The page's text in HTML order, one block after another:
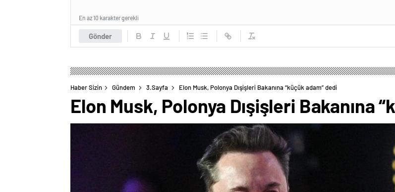
Gönder
En az 10 karakter gerekli
Haber Sizin Gündem 3.Sayfa Elon Musk, Polonya Dışişleri Bakanına “küçük adam” dedi
Elon Musk, Polonya Dışişleri Bakanına